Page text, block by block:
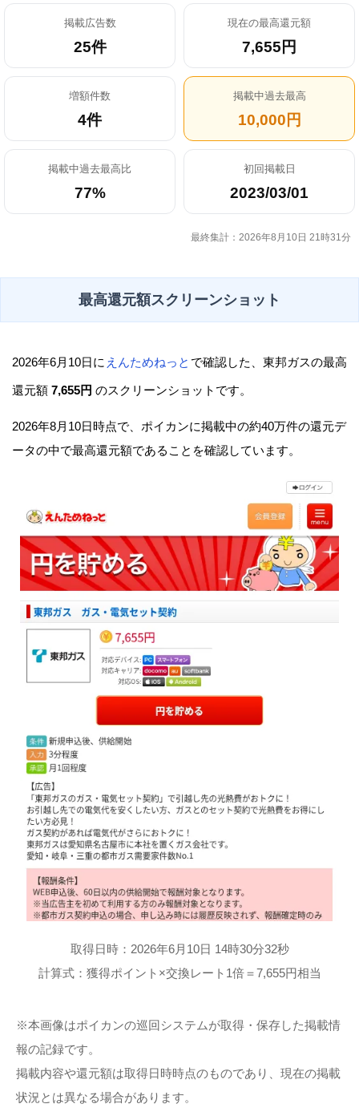
掲載広告数
25件
現在の最高還元額
7,655円
増額件数
4件
掲載中過去最高
10,000円
掲載中過去最高比
77%
初回掲載日
2023/03/01
最終集計：2026年8月10日 21時31分
最高還元額スクリーンショット
2026年6月10日に えんためねっと で確認した、東邦ガスの最高
還元額 7,655円 のスクリーンショットです。
2026年8月10日時点で、ポイカンに掲載中の約40万件の還元デ
ータの中で最高還元額であることを確認しています。
取得日時：2026年6月10日 14時30分32秒
計算式：獲得ポイント×交換レート1倍＝7,655円相当
※本画像はポイカンの巡回システムが取得・保存した掲載情
報の記録です。
掲載内容や還元額は取得日時時点のものであり、現在の掲載
状況とは異なる場合があります。